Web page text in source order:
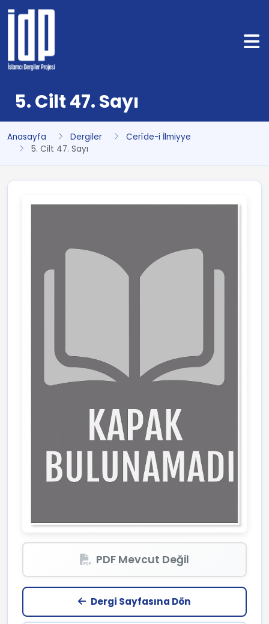
5. Cilt 47. Sayı
Anasayfa Dergiler
Cerîde-i İlmiyye
5. Cilt 47. Sayı
PDF Mevcut Değil
Dergi Sayfasına Dön